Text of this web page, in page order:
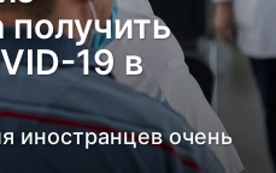
19 в
иностранцев очень